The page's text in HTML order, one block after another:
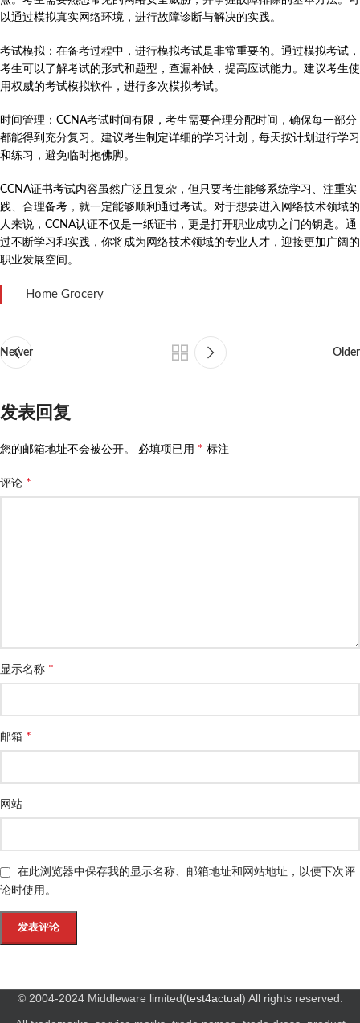
以通过模拟真实网络环境，进行故障诊断与解决的实践。
考试模拟：在备考过程中，进行模拟考试是非常重要的。通过模拟考试，
考生可以了解考试的形式和题型，查漏补缺，提高应试能力。建议考生使
用权威的考试模拟软件，进行多次模拟考试。
时间管理：CCNA考试时间有限，考生需要合理分配时间，确保每一部分
都能得到充分复习。建议考生制定详细的学习计划，每天按计划进行学习
和练习，避免临时抱佛脚。
CCNA证书考试内容虽然广泛且复杂，但只要考生能够系统学习、注重实
践、合理备考，就一定能够顺利通过考试。对于想要进入网络技术领域的
人来说，CCNA认证不仅是一纸证书，更是打开职业成功之门的钥匙。通
过不断学习和实践，你将成为网络技术领域的专业人才，迎接更加广阔的
职业发展空间。
Home Grocery
Newer Older
发表回复
您的邮箱地址不会被公开。 必填项已用 * 标注
评论 *
显示名称 *
邮箱 *
网站
在此浏览器中保存我的显示名称、邮箱地址和网站地址，以便下次评
论时使用。
© 2004-2024 Middleware limited(test4actual) All rights reserved.